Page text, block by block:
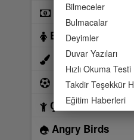
Bilmeceler
Bulmacalar
Deyimler
Duvar Yazıları
Hızlı Okuma Testi
Takdir Teşekkür
Eğitim Haberleri
Bilardo
Barbie
Boyama
Futbol
Çocuk
Angry Birds